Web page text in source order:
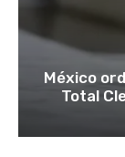
México
Total